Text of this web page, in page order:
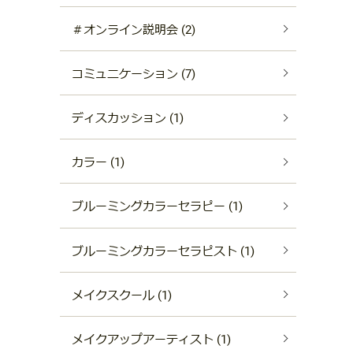
＃オンライン説明会 (2)
コミュニケーション (7)
ディスカッション (1)
カラー (1)
ブルーミングカラーセラピー (1)
ブルーミングカラーセラピスト (1)
メイクスクール (1)
メイクアップアーティスト (1)